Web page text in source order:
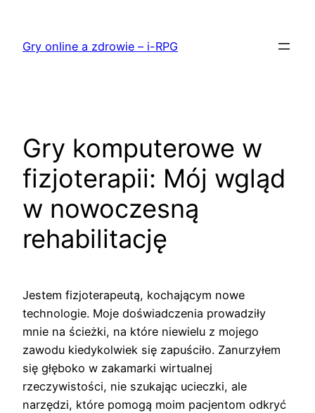
treściGry online a zdrowie – i-RPG
Gry komputerowe w
fizjoterapii: Mój wgląd
w nowoczesną
rehabilitację
Jestem fizjoterapeutą, kochającym nowe
technologie. Moje doświadczenia prowadziły
mnie na ścieżki, na które niewielu z mojego
zawodu kiedykolwiek się zapuściło. Zanurzyłem
się głęboko w zakamarki wirtualnej
rzeczywistości, nie szukając ucieczki, ale
narzędzi, które pomogą moim pacjentom odkryć